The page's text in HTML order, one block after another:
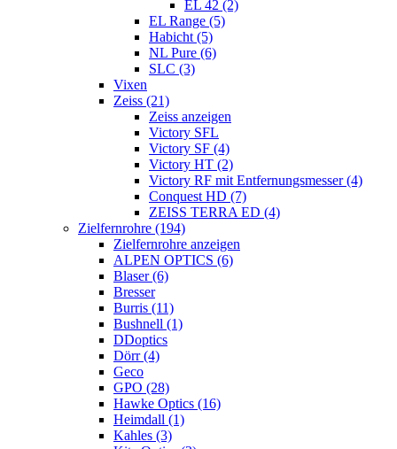
EL 42 (2)
EL Range (5)
Habicht (5)
NL Pure (6)
SLC (3)
Vixen
Zeiss (21)
Zeiss anzeigen
Victory SFL
Victory SF (4)
Victory HT (2)
Victory RF mit Entfernungsmesser (4)
Conquest HD (7)
ZEISS TERRA ED (4)
Zielfernrohre (194)
Zielfernrohre anzeigen
ALPEN OPTICS (6)
Blaser (6)
Bresser
Burris (11)
Bushnell (1)
DDoptics
Dörr (4)
Geco
GPO (28)
Hawke Optics (16)
Heimdall (1)
Kahles (3)